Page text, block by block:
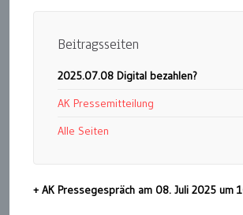
Beitragsseiten
2025.07.08 Digital bezahlen?
AK Pressemitteilung
Alle Seiten
+ AK Pressegespräch am 08. Juli 2025 um